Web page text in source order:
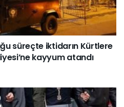
süreçte iktidarın Kürtlere
kayyum atandı